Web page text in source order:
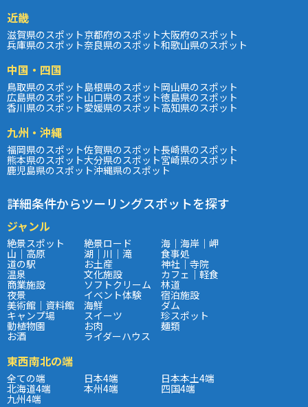
近畿
滋賀県のスポット京都府のスポット大阪府のスポット
兵庫県のスポット奈良県のスポット和歌山県のスポット
中国・四国
鳥取県のスポット島根県のスポット岡山県のスポット
広島県のスポット山口県のスポット徳島県のスポット
香川県のスポット愛媛県のスポット高知県のスポット
九州・沖縄
福岡県のスポット佐賀県のスポット長崎県のスポット
熊本県のスポット大分県のスポット宮崎県のスポット
鹿児島県のスポット沖縄県のスポット
詳細条件からツーリングスポットを探す
ジャンル
絶景スポット 絶景ロード 海｜海岸｜岬
山｜高原 湖｜川｜滝 食事処
道の駅 お土産 神社｜寺院
温泉 文化施設 カフェ｜軽食
商業施設 ソフトクリーム 林道
夜景 イベント体験 宿泊施設
美術館｜資料館 海鮮 ダム
キャンプ場 スイーツ 珍スポット
動植物園 お肉 麺類
お酒 ライダーハウス
東西南北の端
全ての端 日本4端 日本本土4端
北海道4端 本州4端 四国4端
九州4端